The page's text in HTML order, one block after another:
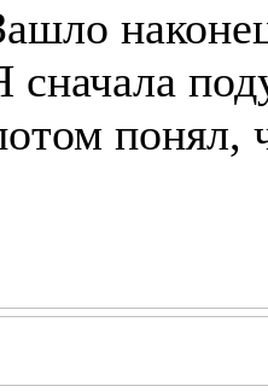
сначала
понял,